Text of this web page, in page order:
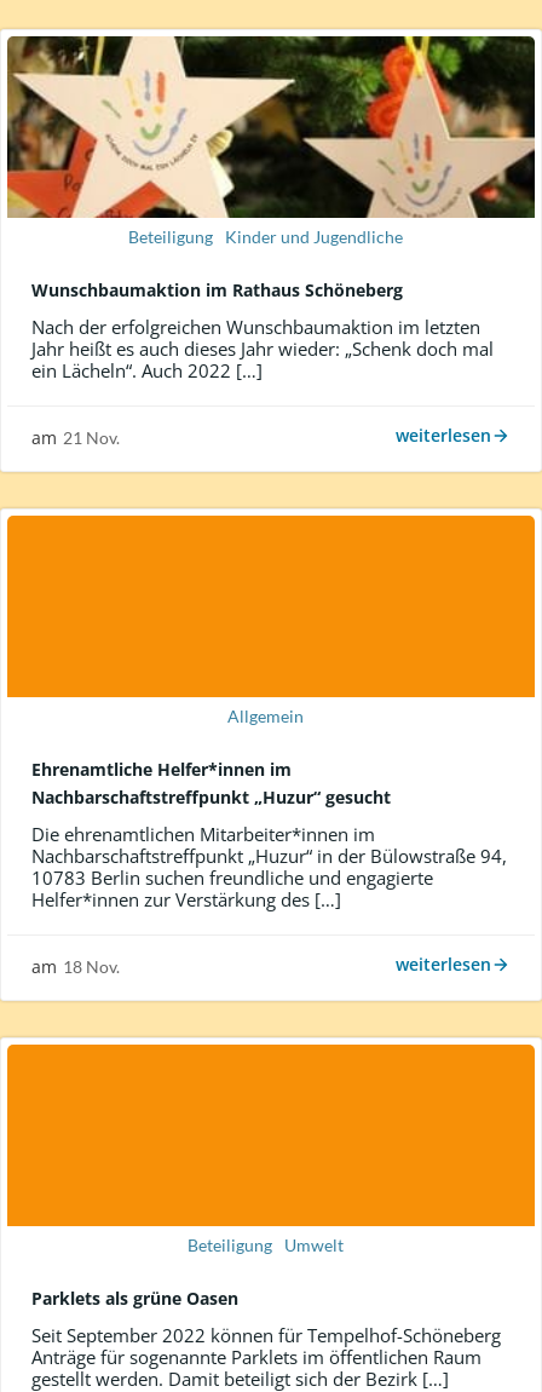
Beteiligung Kinder und Jugendliche
Wunschbaumaktion im Rathaus Schöneberg
Nach der erfolgreichen Wunschbaumaktion im letzten
Jahr heißt es auch dieses Jahr wieder: „Schenk doch mal
ein Lächeln“. Auch 2022 […]
am 21 Nov. weiterlesen
Allgemein
Ehrenamtliche Helfer*innen im
Nachbarschaftstreffpunkt „Huzur“ gesucht
Die ehrenamtlichen Mitarbeiter*innen im
Nachbarschaftstreffpunkt „Huzur“ in der Bülowstraße 94,
10783 Berlin suchen freundliche und engagierte
Helfer*innen zur Verstärkung des […]
am 18 Nov. weiterlesen
Beteiligung Umwelt
Parklets als grüne Oasen
Seit September 2022 können für Tempelhof-Schöneberg
Anträge für sogenannte Parklets im öffentlichen Raum
gestellt werden. Damit beteiligt sich der Bezirk […]